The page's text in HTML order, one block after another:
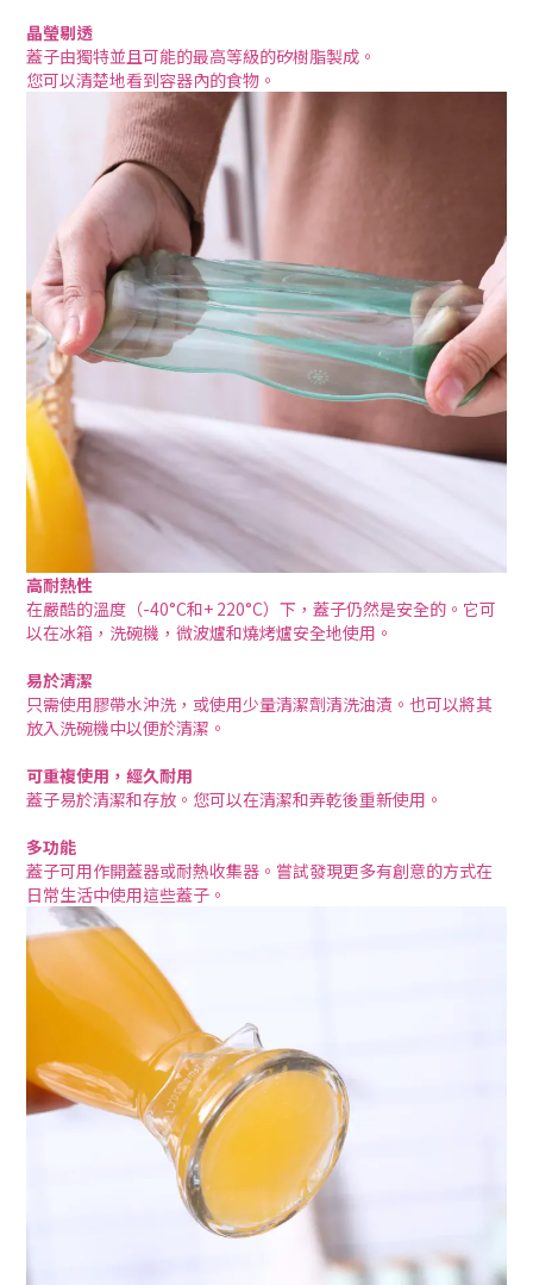
晶瑩剔透
蓋子由獨特並且可能的最高等級的矽樹脂製成。
您可以清楚地看到容器內的食物。
高耐熱性
在嚴酷的溫度（-40°C和+ 220°C）下，蓋子仍然是安全的。它可
以在冰箱，洗碗機，微波爐和燒烤爐安全地使用。
易於清潔
只需使用膠帶水沖洗，或使用少量清潔劑清洗油漬。也可以將其
放入洗碗機中以便於清潔。
可重複使用，經久耐用
蓋子易於清潔和存放。您可以在清潔和弄乾後重新使用。
多功能
蓋子可用作開蓋器或耐熱收集器。嘗試發現更多有創意的方式在
日常生活中使用這些蓋子。